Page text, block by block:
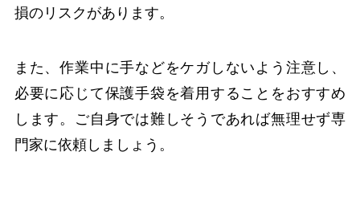
損のリスクがあります。
また、作業中に手などをケガしないよう注意し、
必要に応じて保護手袋を着用することをおすすめ
します。ご自身では難しそうであれば無理せず専
門家に依頼しましょう。